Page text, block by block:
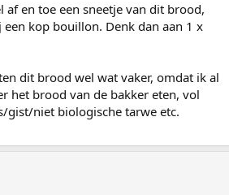
af en toe een sneetje van dit brood,
kop bouillon. Denk dan aan 1 x
dit brood wel wat vaker, omdat ik al
het brood van de bakker eten, vol
gist/niet biologische tarwe etc.